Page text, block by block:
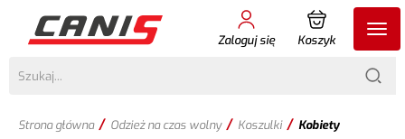
Zaloguj się Koszyk
Strona główna / Odzież na czas wolny / Koszulki / Kobiety